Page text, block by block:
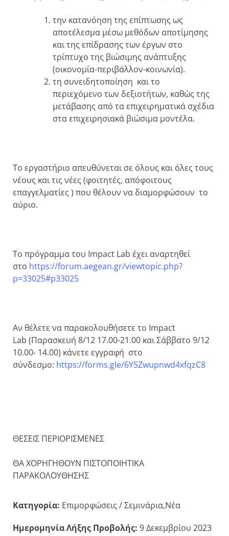
την κατανόηση της επίπτωσης ως
αποτέλεσμα μέσω μεθόδων αποτίμησης
και της επίδρασης των έργων στο
τρίπτυχο της βιώσιμης ανάπτυξης
(οικονομία-περιβάλλον-κοινωνία).
τη συνειδητοποίηση και το
περιεχόμενο των δεξιοτήτων, καθώς της
μετάβασης από τα επιχειρηματικά σχέδια
στα επιχειρησιακά βιώσιμα μοντέλα.
Το εργαστήριο απευθύνεται σε όλους και όλες τους
νέους και τις νέες (φοιτητές, απόφοιτους
επαγγελματίες ) που θέλουν να διαμορφώσουν το
αύριο.
Το πρόγραμμα του Impact Lab έχει αναρτηθεί
στο https://forum.aegean.gr/viewtopic.php?
p=33025#p33025
Αν θέλετε να παρακολουθήσετε το Impact
Lab (Παρασκευή 8/12 17.00-21.00 και Σάββατο 9/12
10.00- 14.00) κάνετε εγγραφή στο
σύνδεσμο: https://forms.gle/6Y5Zwupnwd4xfqzC8
ΘΕΣΕΙΣ ΠΕΡΙΟΡΙΣΜΕΝΕΣ
ΘΑ ΧΟΡΗΓΗΘΟΥΝ ΠΙΣΤΟΠΟΙΗΤΙΚΑ
ΠΑΡΑΚΟΛΟΥΘΗΣΗΣ
Κατηγορία: Επιμορφώσεις / Σεμινάρια,Νέα
Ημερομηνία Λήξης Προβολής: 9 Δεκεμβρίου 2023